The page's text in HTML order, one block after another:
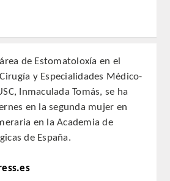
de Estomatoloxía en el
y Especialidades Médico-
Inmaculada Tomás, se ha
en la segunda mujer en
en la Academia de
de España.